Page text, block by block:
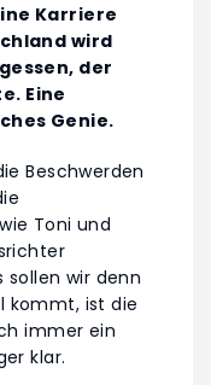
Karriere
wird
der
Eine
Genie.
Beschwerden
Toni und
sollen wir denn
kommt, ist die
immer ein
klar.